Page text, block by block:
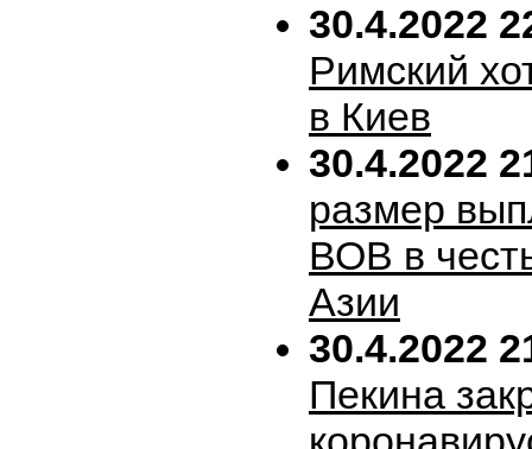
30.4.2022
Римский
в Киев
30.4.2022
размер
ВОВ в
Азии
30.4.2022
Пекина